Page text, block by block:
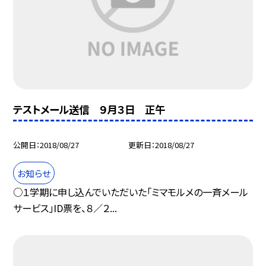
テストメール送信 ９月３日 正午
公開日 2018/08/27 更新日 2018/08/27
お知らせ
○１学期に申し込んでいただいた「ミマモルメの一斉メール
サービス」ID票を、８／２...